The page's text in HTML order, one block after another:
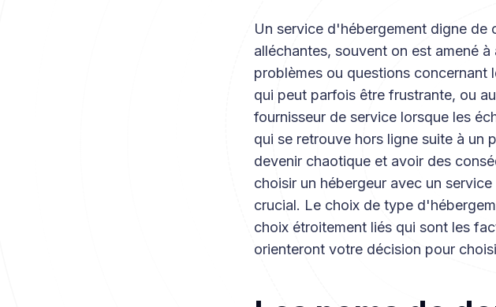
Un service d'hébergement digne de
alléchantes, souvent on est amené
problèmes ou questions concernant
qui peut parfois être frustrante, ou
fournisseur de service lorsque les
qui se retrouve hors ligne suite à un
devenir chaotique et avoir des
choisir un hébergeur avec un
crucial. Le choix de type
choix étroitement liés qui sont les
orienteront votre décision pour